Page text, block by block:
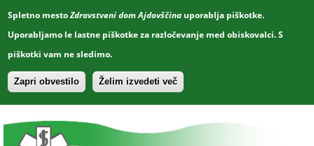
Spletno mestoZdravstveni dom Ajdovščina uporablja piškotke.
Uporabljamo le lastne piškotke za razločevanje med obiskovalci. S
piškotki vam ne sledimo.
Zapri obvestilo Želim izvedeti več